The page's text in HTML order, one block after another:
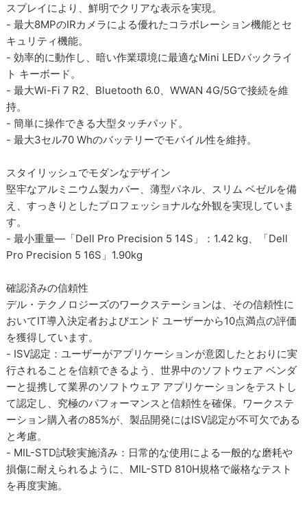
スプレイにより、鮮明でクリアな表示を実現。
- 最大8MPのIRカメラによる優れたコラボレーション機能とセ
キュリティ機能。
- 効率的に動作し、暗い作業環境に最適なMini LEDバックライ
ト キーボード。
- 最大Wi-Fi 7 R2、Bluetooth 6.0、WWAN 4G/5Gで接続を維
持。
- 簡単に操作できる大型タッチパッド。
- 最大3セル70 Whのバッテリーでモバイル性を維持。
スタイリッシュでモダンなデザイン
堅牢なアルミニウム製カバー、薄型パネル、スリム ベゼルを備
え、すっきりとしたプロフェッショナルな外観を実現していま
す。
- 最小重量―「Dell Pro Precision 5 14S」：1.42 kg、「Dell
Pro Precision 5 16S」1.90kg
確認済みの信頼性
デル・テクノロジーズのワークステーションは、その信頼性に
おいてIT導入決定者およびエンド ユーザーから10点満点の評価
を獲得しています。
- ISV認定：ユーザーがアプリケーションが意図したとおりに実
行されることを信頼できるよう、世界中のソフトウェア ベンダ
ーと提携して業界のソフトウェア アプリケーションをテストし
て認定し、究極のパフォーマンスと信頼性を確保。ワークステ
ーション購入者の85%が、製品開発にはISV認定が不可欠である
と考慮。
- MIL-STD試験実施済み：日常的な使用による一般的な磨耗や
損傷に耐えられるように、MIL-STD 810H規格で厳格なテスト
を再度実施。